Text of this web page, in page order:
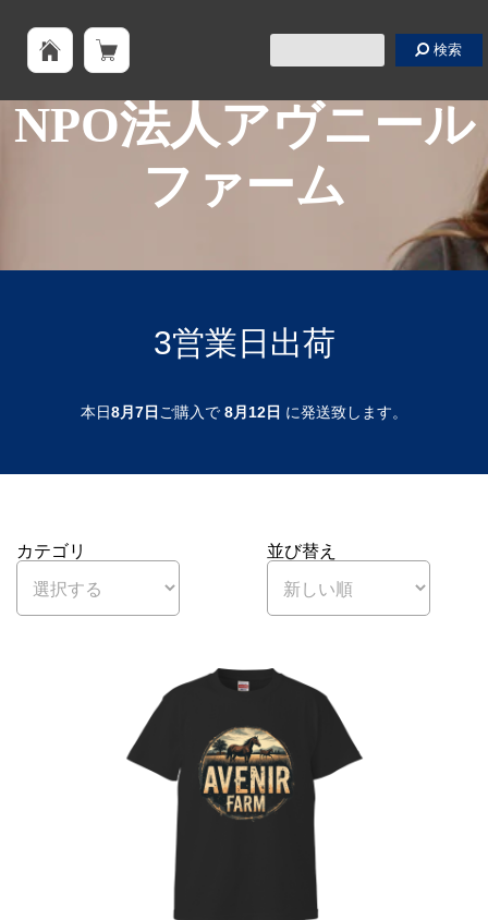
検索
NPO法人アヴニール
ファーム
3営業日出荷
本日8月7日 ご購入で 8月12日 に発送致します。
カテゴリ 並び替え